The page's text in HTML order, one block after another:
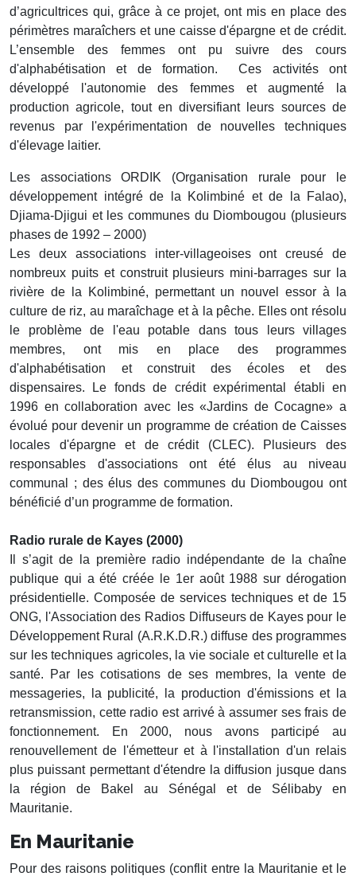
d’agricultrices qui, grâce à ce projet, ont mis en place des
périmètres maraîchers et une caisse d'épargne et de crédit.
L’ensemble des femmes ont pu suivre des cours
d'alphabétisation et de formation. Ces activités ont
développé l'autonomie des femmes et augmenté la
production agricole, tout en diversifiant leurs sources de
revenus par l'expérimentation de nouvelles techniques
d'élevage laitier.
Les associations ORDIK (Organisation rurale pour le
développement intégré de la Kolimbiné et de la Falao),
Djiama-Djigui et les communes du Diombougou (plusieurs
phases de 1992 – 2000)
Les deux associations inter-villageoises ont creusé de
nombreux puits et construit plusieurs mini-barrages sur la
rivière de la Kolimbiné, permettant un nouvel essor à la
culture de riz, au maraîchage et à la pêche. Elles ont résolu
le problème de l'eau potable dans tous leurs villages
membres, ont mis en place des programmes
d'alphabétisation et construit des écoles et des
dispensaires. Le fonds de crédit expérimental établi en
1996 en collaboration avec les «Jardins de Cocagne» a
évolué pour devenir un programme de création de Caisses
locales d'épargne et de crédit (CLEC). Plusieurs des
responsables d'associations ont été élus au niveau
communal ; des élus des communes du Diombougou ont
bénéficié d’un programme de formation.
Radio rurale de Kayes (2000)
Il s’agit de la première radio indépendante de la chaîne
publique qui a été créée le 1er août 1988 sur dérogation
présidentielle. Composée de services techniques et de 15
ONG, l'Association des Radios Diffuseurs de Kayes pour le
Développement Rural (A.R.K.D.R.) diffuse des programmes
sur les techniques agricoles, la vie sociale et culturelle et la
santé. Par les cotisations de ses membres, la vente de
messageries, la publicité, la production d'émissions et la
retransmission, cette radio est arrivé à assumer ses frais de
fonctionnement. En 2000, nous avons participé au
renouvellement de l'émetteur et à l'installation d'un relais
plus puissant permettant d'étendre la diffusion jusque dans
la région de Bakel au Sénégal et de Sélibaby en
Mauritanie.
En Mauritanie
Pour des raisons politiques (conflit entre la Mauritanie et le